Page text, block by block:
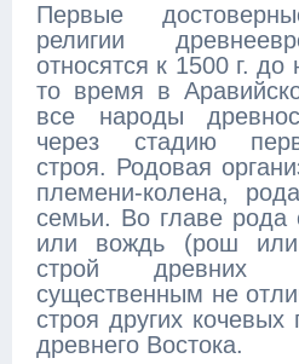
Первые
религии
относятся к 1500 г.
то время в
все народы
через стадию
строя. Родовая
племени-колена,
семьи. Во главе рода
или вождь (рош
строй древних
существенным не
строя других
древнего Востока.